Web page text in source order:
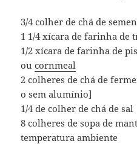
3/4 colher de chá de
1 1/4 xícara de farinha de
1/2 xícara de farinha de
oucornmeal
2 colheres de chá de
o sem alumínio]
1/4 de colher de chá de sal
8 colheres de sopa de
temperatura ambiente